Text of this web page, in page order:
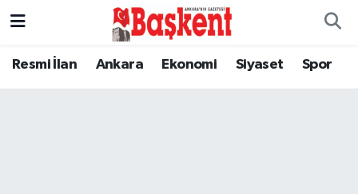
Resmi İlan Ankara Ekonomi Siyaset Spor